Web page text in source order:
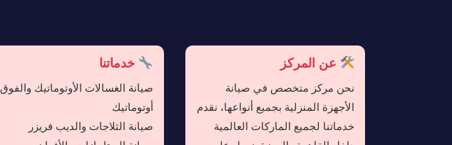
عن المركز
نحن مركز متخصص في صيانة
الأجهزة المنزلية بجميع أنواعها، نقدم
خدماتنا لجميع الماركات العالمية
خدماتنا
صيانة الغسالات الأوتوماتيك والفوق
أوتوماتيك
صيانة الثلاجات والديب فريزر